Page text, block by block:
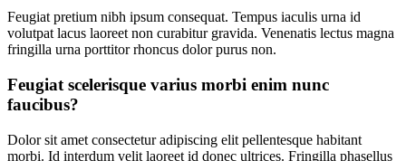
Feugiat pretium nibh ipsum consequat. Tempus iaculis urna id
volutpat lacus laoreet non curabitur gravida. Venenatis lectus magna
fringilla urna porttitor rhoncus dolor purus non.
Feugiat scelerisque varius morbi enim nunc
faucibus?
Dolor sit amet consectetur adipiscing elit pellentesque habitant
morbi. Id interdum velit laoreet id donec ultrices. Fringilla phasellus